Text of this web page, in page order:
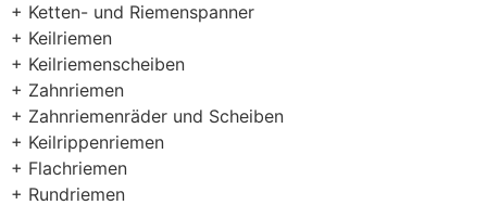
+ Ketten- und Riemenspanner
+ Keilriemen
+ Keilriemenscheiben
+ Zahnriemen
+ Zahnriemenräder und Scheiben
+ Keilrippenriemen
+ Flachriemen
+ Rundriemen